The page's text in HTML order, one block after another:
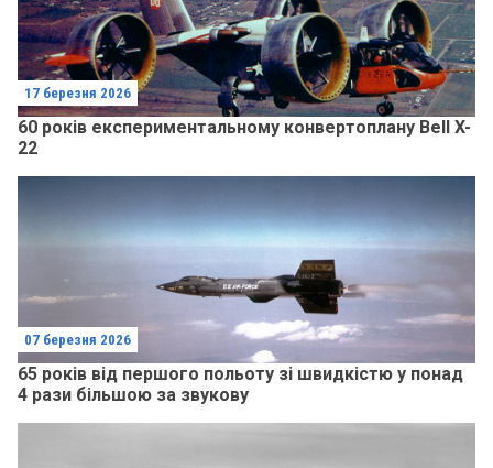
17 березня 2026
60 років експериментальному конвертоплану Bell X-
22
07 березня 2026
65 років від першого польоту зі швидкістю у понад
4 рази більшою за звукову